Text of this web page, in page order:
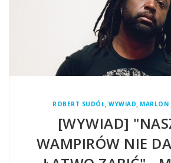
ROBERT SUDÓŁ, WYWIAD, MARLON
[WYWIAD]
WAMPIRÓW NIE